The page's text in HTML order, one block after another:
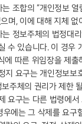
조합의 “개인정보 열
며, 이에 대해 지체 없
정보주체의 법정대
수 있습니다. 이 경우
에 따른 위임장을 제출
지 요구는 개인정보보
주체의 권리가 제한
요구는 다른 법령에서
우에는 그 삭제를 요구